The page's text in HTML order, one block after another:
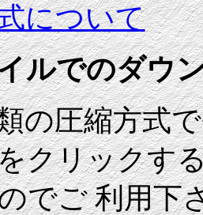
について
ルでのダウ
の圧縮方式
クリックす
でご 利用下